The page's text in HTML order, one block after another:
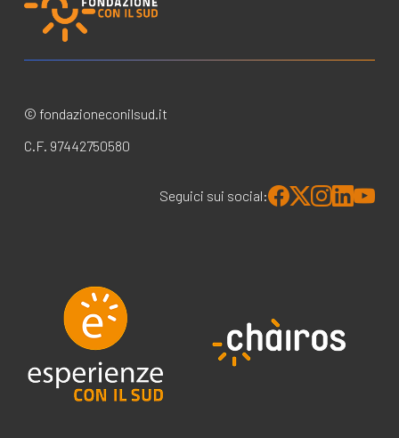
© fondazioneconilsud.it
C.F. 97442750580
Seguici sui social: